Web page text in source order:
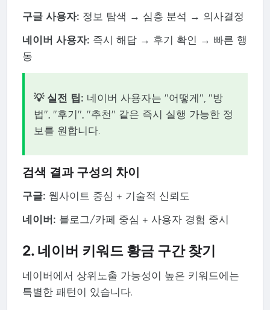
구글 사용자: 정보 탐색 → 심층 분석 → 의사결정
네이버 사용자: 즉시 해답 → 후기 확인 → 빠른 행
동
💡 실전 팁: 네이버 사용자는 "어떻게", "방
법", "후기", "추천" 같은 즉시 실행 가능한 정
보를 원합니다.
검색 결과 구성의 차이
구글: 웹사이트 중심 + 기술적 신뢰도
네이버: 블로그/카페 중심 + 사용자 경험 중시
2. 네이버 키워드 황금 구간 찾기
네이버에서 상위노출 가능성이 높은 키워드에는
특별한 패턴이 있습니다.